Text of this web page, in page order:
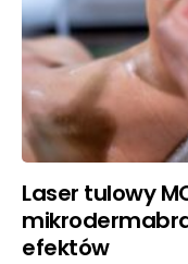
Laser tulowy
efektów